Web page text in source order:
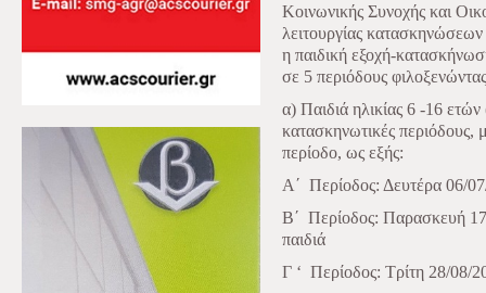
Κοινωνικής Συνοχής και
λειτουργίας
η παιδική εξοχή-
σε 5 περιόδους
α) Παιδιά ηλικίας 6 -16
κατασκηνωτικές περιόδους,
περίοδο, ως εξής:
Α΄ Περίοδος: Δευτέρα 06/
Β΄ Περίοδος: Παρασκευή
παιδιά
Γ ‘ Περίοδος: Τρίτη 28/08/